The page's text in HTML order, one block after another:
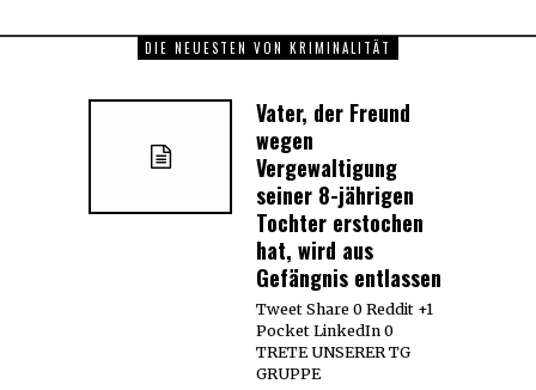
DIE NEUESTEN VON KRIMINALITÄT
Vater, der Freund
wegen
Vergewaltigung
seiner 8-jährigen
Tochter erstochen
hat, wird aus
Gefängnis entlassen
Tweet Share 0 Reddit +1
Pocket LinkedIn 0
TRETE UNSERER TG
GRUPPE